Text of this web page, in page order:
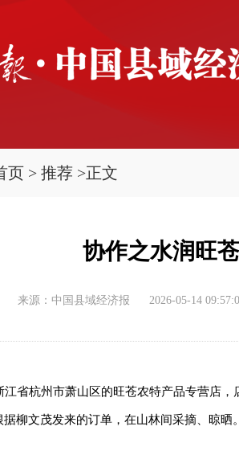
页 > 推荐 >正文
协作之水润旺
来源：中国县域经济报 2026-05-14
江省杭州市萧山区的旺苍农特产品专营店
柳文茂发来的订单，在山林间采摘、晾晒